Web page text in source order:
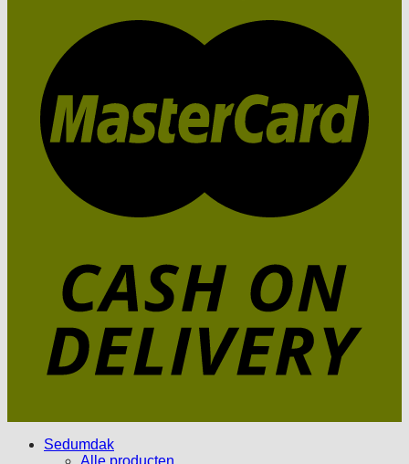
Sedumdak
Alle producten